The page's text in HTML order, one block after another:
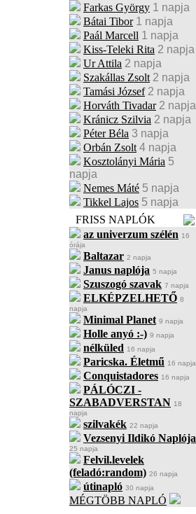
Farkas György 1 napja
Bátai Tibor 1 napja
Paál Marcell 1 napja
Kiss-Teleki Rita 2 napja
Ur Attila 2 napja
Szakállas Zsolt 2 napja
Tamási József 2 napja
Horváth Tivadar 2 napja
Kránicz Szilvia 2 napja
Péter Béla 3 napja
Orbán Zsolt 4 napja
Kosztolányi Mária 5
napja
Nemes Máté 5 napja
Tikkel Lajos 5 napja
FRISS NAPLÓK
az univerzum szélén 16
órája
Baltazar 2 napja
Janus naplója 5 napja
Szuszogó szavak 7 napja
ELKÉPZELHETŐ 8
napja
Minimal Planet 9 napja
Holle anyó :-) 9 napja
nélküled 16 napja
Paricska. Életmű 16 napja
Conquistadores 16 napja
PÁLÓCZI -
SZABADVERSTAN 18
napja
szilvakék 22 napja
Vezsenyi Ildikó Naplója
25 napja
Felvil.levelek
(feladó:random) 26 napja
útinapló 30 napja
MÉGTÖBB NAPLÓ